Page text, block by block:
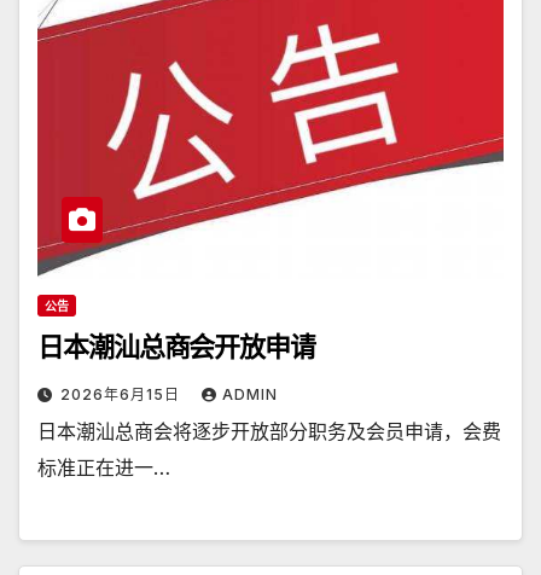
公告
日本潮汕总商会开放申请
2026年6月15日 ADMIN
日本潮汕总商会将逐步开放部分职务及会员申请，会费
标准正在进一…